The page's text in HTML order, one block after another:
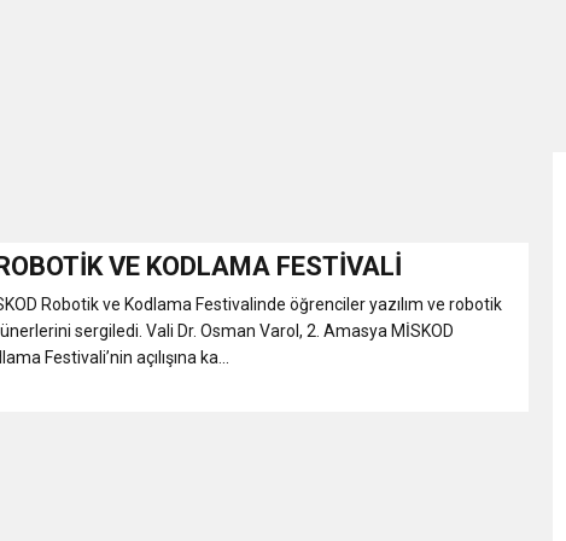
“Amasya’nın Gururları: Dereceye Giren Öğrenciler İçin Anlamlı Tören”
Festivali
listesi
VE KODLAMA FESTİVALİ
Robotik ve Kodlama Festivalinde öğrenciler yazılım ve robotik
sergiledi. Vali Dr. Osman Varol, 2. Amasya MİSKOD
Festivali’nin açılışına ka...